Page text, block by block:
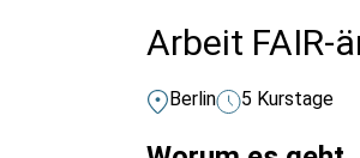
Arbeit FAIR-
Berlin 5 Kurstage